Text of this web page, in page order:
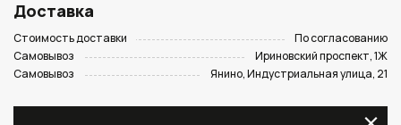
Доставка
Стоимость доставки
По согласованию
Самовывоз
Ириновский проспект, 1Ж
Самовывоз
Янино, Индустриальная улица, 21